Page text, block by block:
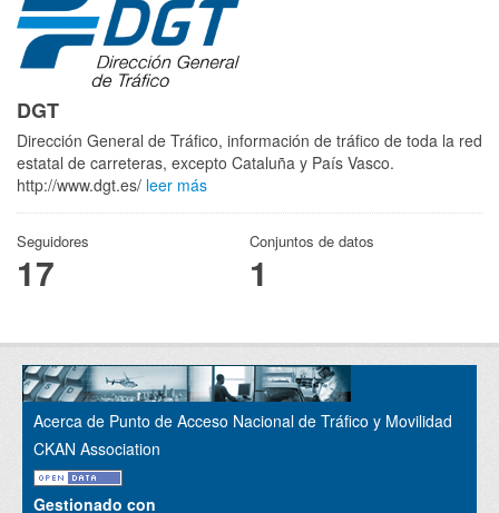
DGT
Dirección General de Tráfico, información de tráfico de toda la red
estatal de carreteras, excepto Cataluña y País Vasco.
http://www.dgt.es/ leer más
Seguidores
17
Conjuntos de datos
1
Acerca de Punto de Acceso Nacional de Tráfico y Movilidad
CKAN Association
Gestionado con